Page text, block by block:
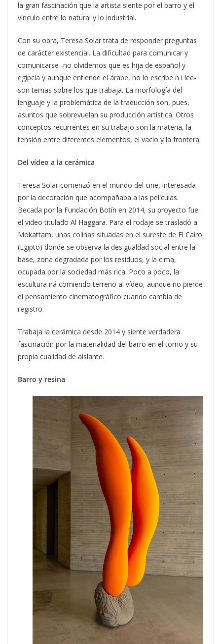
la gran fascinación que la artista siente por el barro y el
vínculo entre lo natural y lo industrial.
Con su obra, Teresa Solar trata de responder preguntas
de carácter existencial. La dificultad para comunicar y
comunicarse -no olvidemos que es hija de español y
egipcia y aunque entiende el árabe, no lo escribe n i lee-
son temas sobre los que trabaja. La morfología del
lenguaje y la problemática de la traducción son, pues,
asuntos que sobrevuelan su producción artística. Otros
conceptos recurrentes en su trabajo son la materia, la
tensión entre diferentes elementos, el vacío y la frontera.
Del vídeo a la cerámica
Teresa Solar comenzó en el mundo del cine, interesada
por la decoración que acompañaba a las películas.
Becada por la Fundación Botín en 2014, su proyecto fue
el video titulado Al Haggara. Para el rodaje se trasladó a
Mokattam, unas colinas situadas en el sureste de El Cairo
(Egipto) donde se observa la desigualdad social entre la
base, zona degradada por los residuos, y la cima,
ocupada por la sociedad más rica. Poco a poco, la
escultura irá comiendo terreno al vídeo, aunque no pierde
el pensamiento cinematográfico cuando cambia de
registro.
Trabaja la cerámica desde 2014 y siente verdadera
fascinación por la materialidad del barro en el torno y su
propia cualidad de aislante.
Barro y resina